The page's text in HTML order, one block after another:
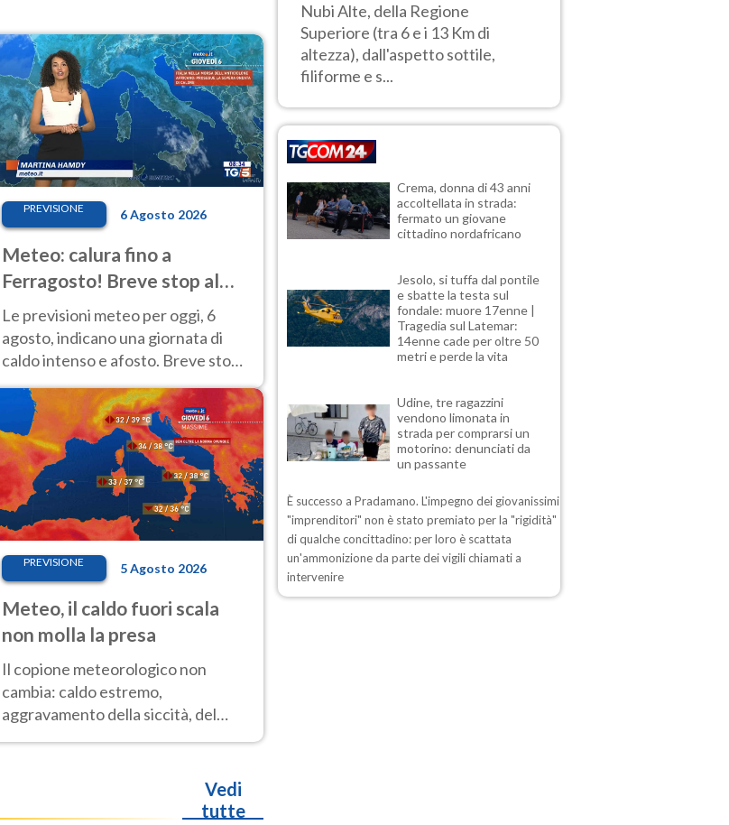
PREVISIONE 6 Agosto 2026
Meteo: calura fino a
Ferragosto! Breve stop al
Nord tra 7 e 9 agosto
Le previsioni meteo per oggi, 6
agosto, indicano una giornata di
caldo intenso e afosto. Breve stop
all'Anticiclone solo sulle regioni del
Nord.
PREVISIONE 5 Agosto 2026
Meteo, il caldo fuori scala
non molla la presa
Il copione meteorologico non
cambia: caldo estremo,
aggravamento della siccità, del
Vedi
tutte
Nubi Alte, della Regione
Superiore (tra 6 e i 13 Km di
altezza), dall'aspetto sottile,
filiforme e s...
Crema, donna di 43 anni
accoltellata in strada:
fermato un giovane
cittadino nordafricano
Jesolo, si tuffa dal pontile
e sbatte la testa sul
fondale: muore 17enne |
Tragedia sul Latemar:
14enne cade per oltre 50
metri e perde la vita
Udine, tre ragazzini
vendono limonata in
strada per comprarsi un
motorino: denunciati da
un passante
È successo a Pradamano. L'impegno dei giovanissimi
"imprenditori" non è stato premiato per la "rigidità"
di qualche concittadino: per loro è scattata
un'ammonizione da parte dei vigili chiamati a
intervenire